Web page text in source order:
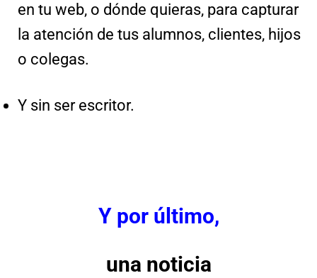
en tu web, o dónde quieras, para capturar
la atención de tus alumnos, clientes, hijos
o colegas.
Y sin ser escritor.
Y por último,
una noticia